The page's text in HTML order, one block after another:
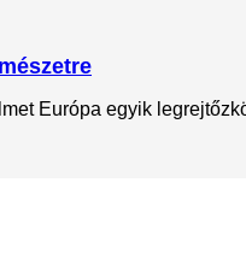
Európa egyik